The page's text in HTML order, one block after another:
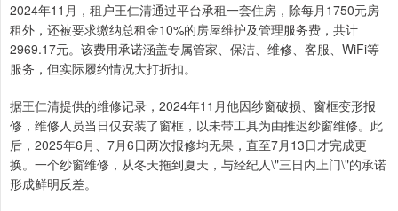
2024年11月，租户王仁清通过平台承租一套住房，除每月1750元房
租外，还被要求缴纳总租金10%的房屋维护及管理服务费，共计
2969.17元。该费用承诺涵盖专属管家、保洁、维修、客服、WiFi等
服务，但实际履约情况大打折扣。
据王仁清提供的维修记录，2024年11月他因纱窗破损、窗框变形报
修，维修人员当日仅安装了窗框，以未带工具为由推迟纱窗维修。此
后，2025年6月、7月6日两次报修均无果，直至7月13日才完成更
换。一个纱窗维修，从冬天拖到夏天，与经纪人\"三日内上门\"的承诺
形成鲜明反差。